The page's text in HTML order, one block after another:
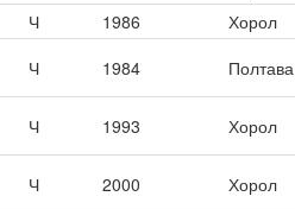
Ч 1986
Хорол
Ч 1984 Полтава
Ч 1993 Хорол
Ч 2000
Хорол